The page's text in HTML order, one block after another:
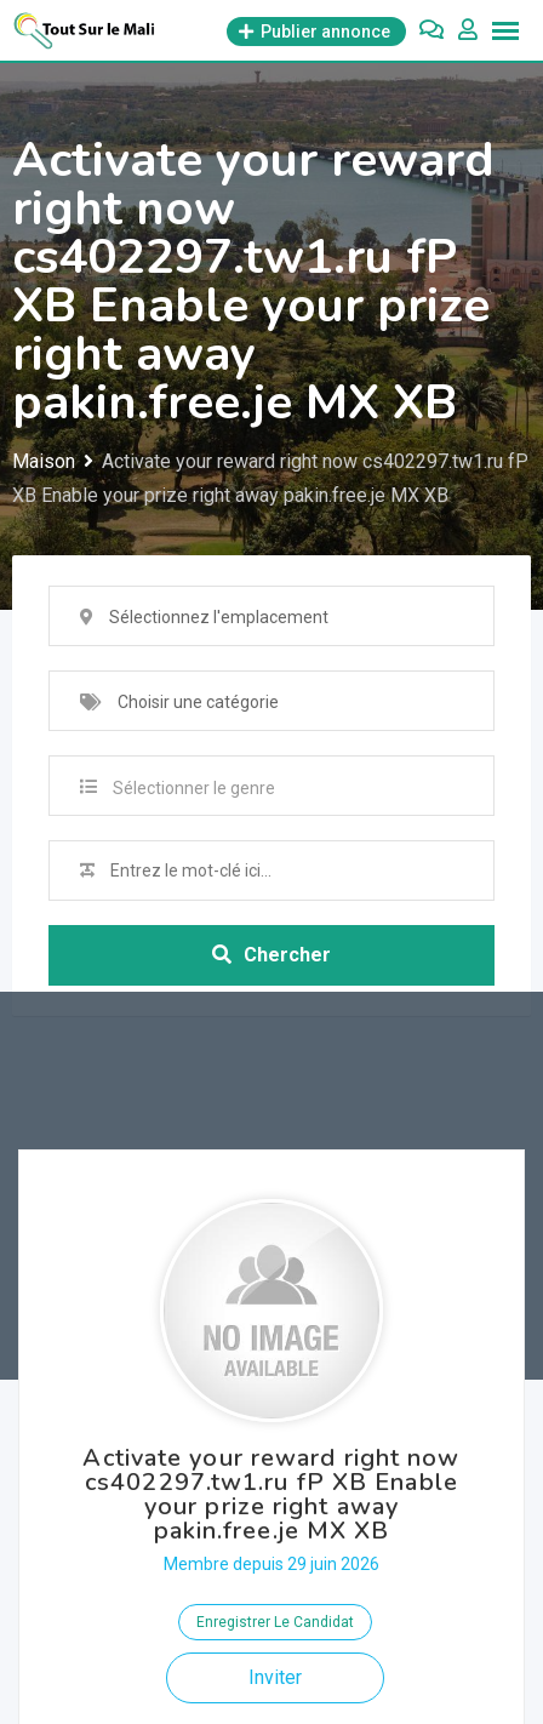
Aller
contenu
Publier annonce
Activate your reward
right now
cs402297.tw1.ru fP
XB Enable your prize
right away
pakin.free.je MX XB
Maison
Activate your reward right now cs402297.tw1.ru fP
XB Enable your prize right away pakin.free.je MX XB
Sélectionnez l'emplacement
Choisir une catégorie
Sélectionner le genre
Chercher
Activate your reward right now
cs402297.tw1.ru fP XB Enable
your prize right away
pakin.free.je MX XB
Membre depuis 29 juin 2026
Enregistrer Le Candidat
Inviter